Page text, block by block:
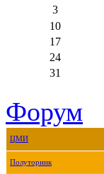
3
10
17
24
31
Форум
ЦМИ
Полуторник